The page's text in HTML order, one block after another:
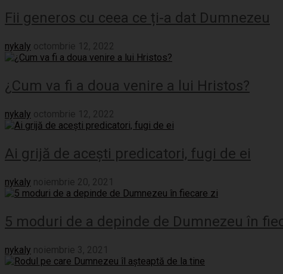
Fii generos cu ceea ce ți-a dat Dumnezeu
nykaly octombrie 12, 2022
¿Cum va fi a doua venire a lui Hristos?
nykaly octombrie 12, 2022
Ai grijă de acești predicatori, fugi de ei
nykaly noiembrie 20, 2021
5 moduri de a depinde de Dumnezeu în
nykaly noiembrie 3, 2021